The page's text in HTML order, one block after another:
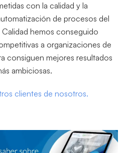
con la calidad y la
de procesos del
hemos conseguido
a organizaciones de
consiguen mejores resultados
ambiciosas.
clientes de nosotros.